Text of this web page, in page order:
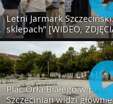
Letni Jarmark
sklepach" [WIDEO,
Plac Orła Białego w
Szczecinian widzi